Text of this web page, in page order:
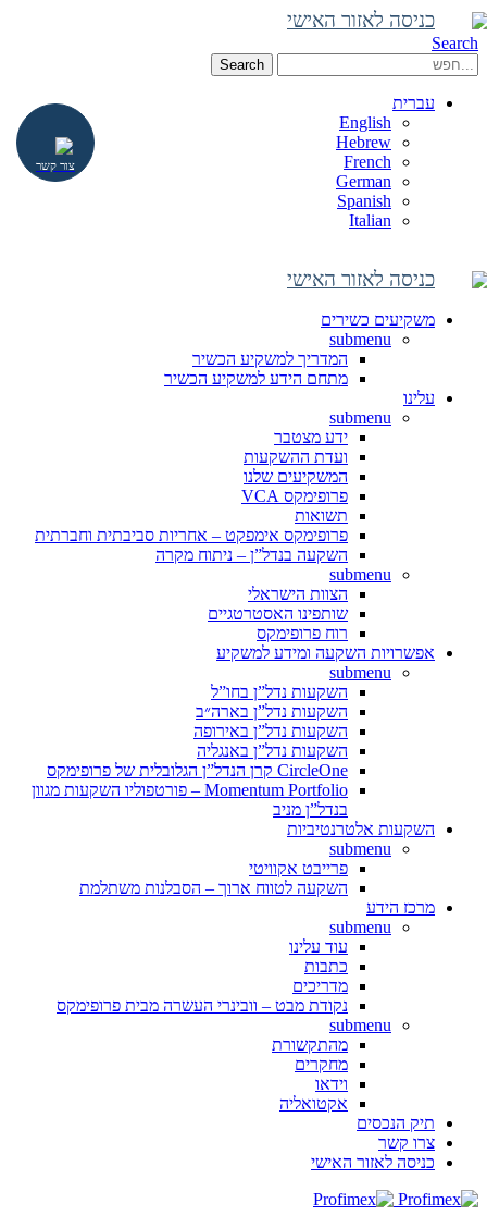
כניסה לאזור האישי
Search
Search
עברית
English
Hebrew
French
German
Spanish
Italian
כניסה לאזור האישי
משקיעים כשירים
submenu
המדריך למשקיע הכשיר
מתחם הידע למשקיע הכשיר
עלינו
submenu
ידע מצטבר
ועדת ההשקעות
המשקיעים שלנו
פרופימקס VCA
תשואות
פרופימקס אימפקט – אחריות סביבתית וחברתית
השקעה בנדל”ן – ניתוח מקרה
submenu
הצוות הישראלי
שותפינו האסטרטגיים
רוח פרופימקס
אפשרויות השקעה ומידע למשקיע
submenu
השקעות נדל”ן בחו”ל
השקעות נדל”ן בארה״ב
השקעות נדל”ן באירופה
השקעות נדל”ן באנגליה
CircleOne קרן הנדל”ן הגלובלית של פרופימקס
Momentum Portfolio – פורטפוליו השקעות מגוון
בנדל”ן מניב
השקעות אלטרנטיביות
submenu
פרייבט אקוויטי
השקעה לטווח ארוך – הסבלנות משתלמת
מרכז הידע
submenu
עוד עלינו
כתבות
מדריכים
נקודת מבט – וובינרי העשרה מבית פרופימקס
submenu
מהתקשורת
מחקרים
וידאו
אקטואליה
תיק הנכסים
צרו קשר
כניסה לאזור האישי
צור קשר